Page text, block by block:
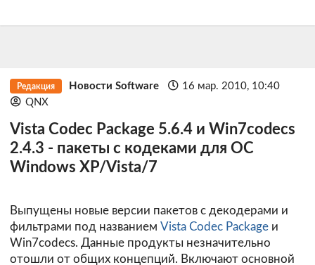
Редакция Новости Software
16 мар. 2010, 10:40
QNX
Vista Codec Package 5.6.4 и Win7codecs
2.4.3 - пакеты с кодеками для ОС
Windows XP/Vista/7
Выпущены новые версии пакетов с декодерами и
фильтрами под названием Vista Codec Package и
Win7codecs. Данные продукты незначительно
отошли от общих концепций. Включают основной